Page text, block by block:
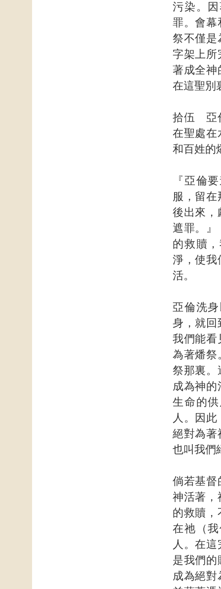
污染。
罪。會幕
祭不僅是
字架上所
著成全神
在這聖別
拾伍 亞
在聖處在
和百姓的
『亞倫
服，留
後出來，
遮罪。』
的救贖
淨，使我
活。
亞倫洗
身，就回
我們能看
為著燔祭
祭那裏。
成為神的
生命的
人。因
絕對為著
也叫我們
倘若基督
神活著，
的救贖，
在祂（
人。在
是我們的
成為絕對